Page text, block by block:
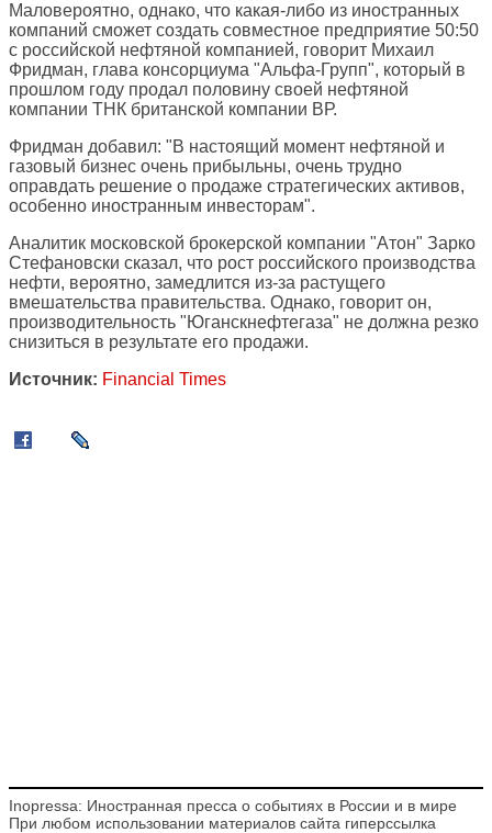
Маловероятно, однако, что какая-либо из иностранных
компаний сможет создать совместное предприятие 50:50
с российской нефтяной компанией, говорит Михаил
Фридман, глава консорциума "Альфа-Групп", который в
прошлом году продал половину своей нефтяной
компании ТНК британской компании ВР.
Фридман добавил: "В настоящий момент нефтяной и
газовый бизнес очень прибыльны, очень трудно
оправдать решение о продаже стратегических активов,
особенно иностранным инвесторам".
Аналитик московской брокерской компании "Атон" Зарко
Стефановски сказал, что рост российского производства
нефти, вероятно, замедлится из-за растущего
вмешательства правительства. Однако, говорит он,
производительность "Юганскнефтегаза" не должна резко
снизиться в результате его продажи.
Источник: Financial Times
Inopressa: Иностранная пресса о событиях в России и в мире
При любом использовании материалов сайта гиперссылка